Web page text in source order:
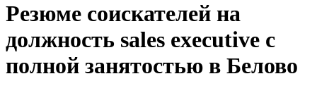
Резюме соискателей на
должность sales executive с
полной занятостью в Белово